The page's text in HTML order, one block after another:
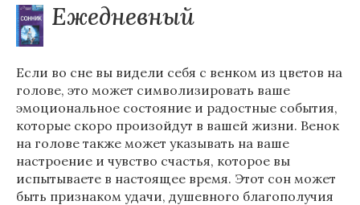
Ежедневный
Если во сне вы видели себя с венком из цветов на
голове, это может символизировать ваше
эмоциональное состояние и радостные события,
которые скоро произойдут в вашей жизни. Венок
на голове также может указывать на ваше
настроение и чувство счастья, которое вы
испытываете в настоящее время. Этот сон может
быть признаком удачи, душевного благополучия